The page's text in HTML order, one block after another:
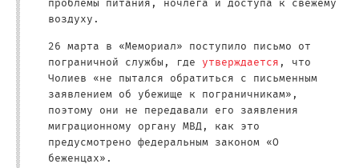
проблемы питания, ночлега и доступа к свежему
воздуху.
26 марта в «Мемориал» поступило письмо от
пограничной службы, где утверждается, что
Чолиев «не пытался обратиться с письменным
заявлением об убежище к пограничникам»,
поэтому они не передавали его заявления
миграционному органу МВД, как это
предусмотрено федеральным законом «О
беженцах».